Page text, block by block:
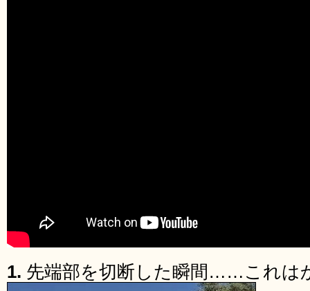
1. 先端部を切断した瞬間……これは